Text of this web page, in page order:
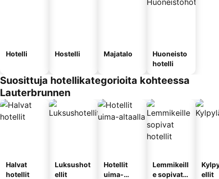
Hotelli Hostelli Majatalo
Huoneisto
hotelli
Suosittuja hotellikategorioita kohteessa
Lauterbrunnen
Halvat
hotellit
Luksushot
ellit
Hotellit
uima-
Lemmikeill
e sopivat
ellit